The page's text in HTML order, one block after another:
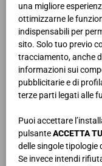
una migliore
ottimizzarne le
indispensabili per
sito. Solo tuo previo
tracciamento, anche
informazioni sui
pubblicitarie e di
terze parti legati alle
Puoi accettare
pulsanteACCETTA
delle singole tipologie
Se invece intendi